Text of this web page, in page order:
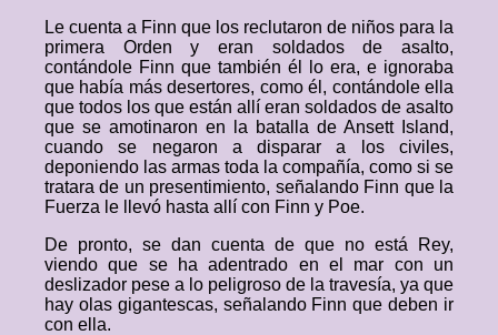
Le cuenta a Finn que los reclutaron de niños para la
primera Orden y eran soldados de asalto,
contándole Finn que también él lo era, e ignoraba
que había más desertores, como él, contándole ella
que todos los que están allí eran soldados de asalto
que se amotinaron en la batalla de Ansett Island,
cuando se negaron a disparar a los civiles,
deponiendo las armas toda la compañía, como si se
tratara de un presentimiento, señalando Finn que la
Fuerza le llevó hasta allí con Finn y Poe.
De pronto, se dan cuenta de que no está Rey,
viendo que se ha adentrado en el mar con un
deslizador pese a lo peligroso de la travesía, ya que
hay olas gigantescas, señalando Finn que deben ir
con ella.